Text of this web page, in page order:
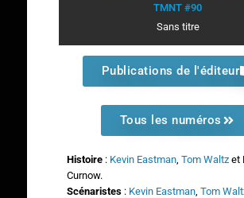
TMNT #90
Sans titre
Publications de l'éditeur
Tous les numéros
Histoire : Kevin Eastman, Tom Waltzet
Curnow.
Scénaristes : Kevin Eastman, Tom